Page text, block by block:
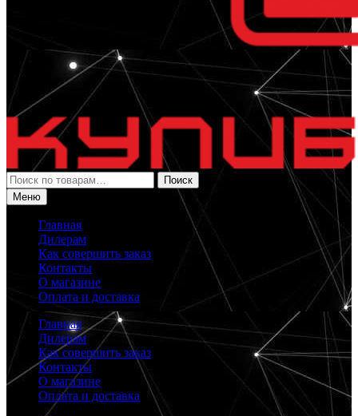
Искать:
Поиск
Меню
Главная
Дилерам
Как совершить заказ
Контакты
О магазине
Оплата и доставка
Главная
Дилерам
Как совершить заказ
Контакты
О магазине
Оплата и доставка